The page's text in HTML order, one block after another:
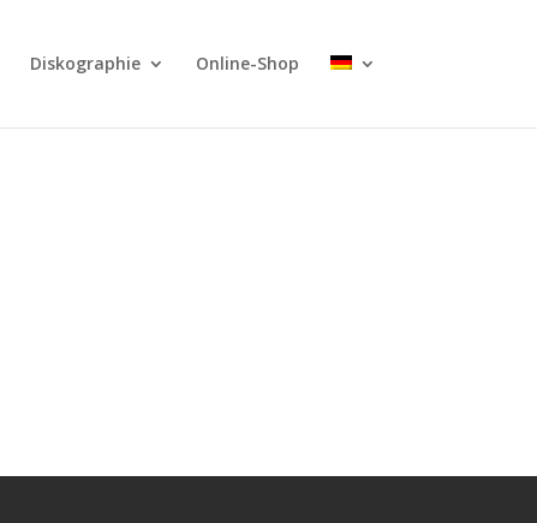
Diskographie Online-Shop